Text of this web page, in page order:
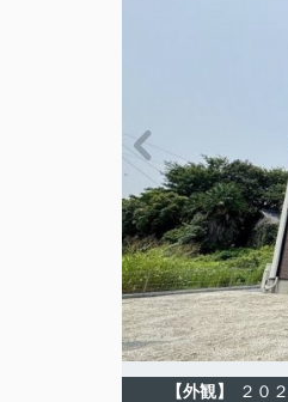
【外観】 ２０